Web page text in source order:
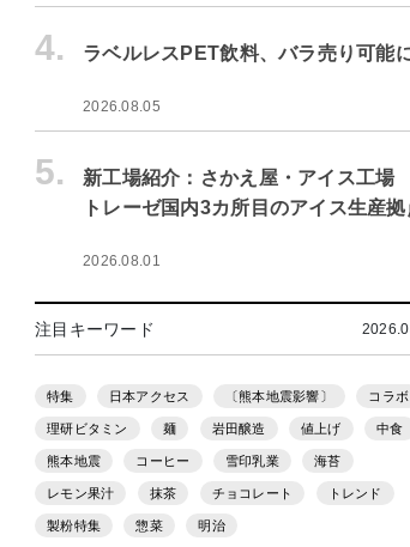
4. ラベルレスPET飲料、バラ売り可能
2026.08.05
5.
新工場紹介：さかえ屋・アイス工場
トレーゼ国内3カ所目のアイス生産拠
2026.08.01
注目キーワード
特集 日本アクセス 〔熊本地震影響〕 コラボ
理研ビタミン 麺 岩田醸造 値上げ 中食
熊本地震 コーヒー 雪印乳業 海苔
レモン果汁 抹茶 チョコレート トレンド
製粉特集 惣菜 明治